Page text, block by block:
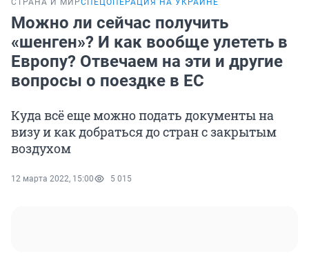
СТРАНА И МИРСПЕЦОПЕРАЦИЯ НА УКРАИНЕ
Можно ли сейчас получить
«шенген»? И как вообще улететь в
Европу? Отвечаем на эти и другие
вопросы о поездке в ЕС
Куда всё еще можно подать документы на
визу и как добраться до стран с закрытым
воздухом
12 марта 2022, 15:00 5 015